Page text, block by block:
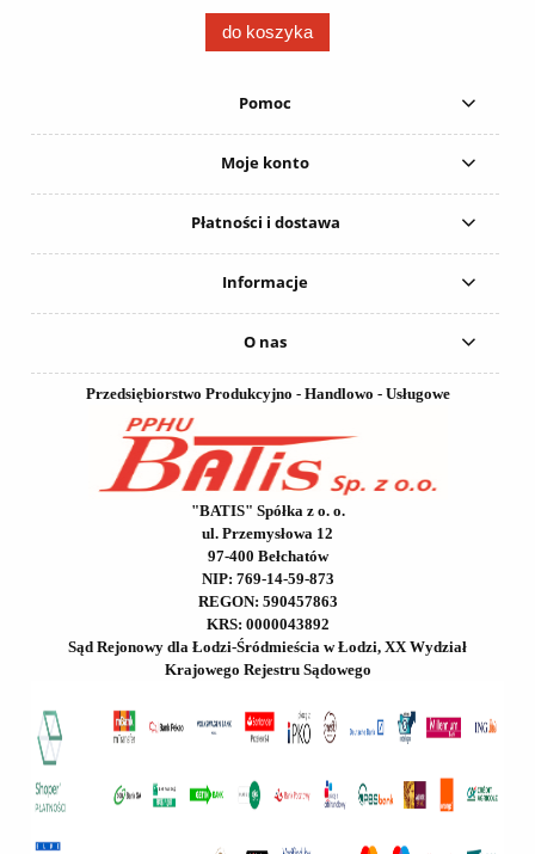
do koszyka
Pomoc
Moje konto
Płatności i dostawa
Informacje
O nas
Przedsiębiorstwo Produkcyjno - Handlowo - Usługowe
"BATIS" Spółka z o. o.
ul. Przemysłowa 12
97-400 Bełchatów
NIP: 769-14-59-873
REGON: 590457863
KRS: 0000043892
Sąd Rejonowy dla Łodzi-Śródmieścia w Łodzi, XX Wydział
Krajowego Rejestru Sądowego